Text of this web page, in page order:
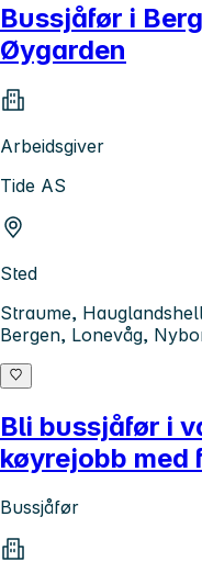
Bussjåfør i
Øygarden
Arbeidsgiver
Tide AS
Sted
Straume,
Bergen, Lonevåg,
Bli bussjåfør i
køyrejobb med
Bussjåfør